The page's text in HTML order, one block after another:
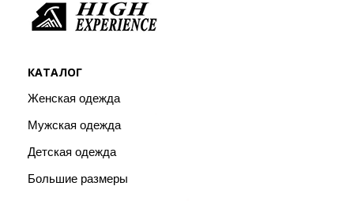
КАТАЛОГ
Женская одежда
Мужская одежда
Детская одежда
Большие размеры